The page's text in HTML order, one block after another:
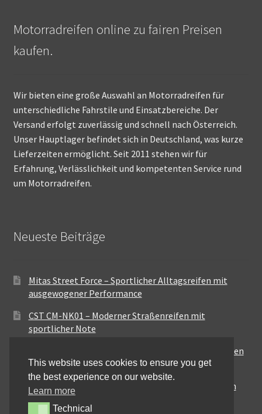
Motorradreifen online zu fairen Preisen
kaufen.
Wir bieten eine große Auswahl an Motorradreifen für
unterschiedliche Fahrstile und Einsatzbereiche. Der
Versand erfolgt zuverlässig und schnell nach Österreich.
Unser Hauptlager befindet sich in Deutschland, was kurze
Lieferzeiten ermöglicht. Seit 2011 stehen wir für
Erfahrung, Verlässlichkeit und kompetenten Service rund
um Motorradreifen.
Neueste Beiträge
Mitas Street Force – Sportlicher Alltagsreifen mit
ausgewogener Performance
CST CM-NK01 – Moderner Straßenreifen mit
sportlicher Note
Maxxis MA-ST3 – Ausgewogener Sport-Touring-Reifen
für vielseitige Einsätze
Pirelli City Demon – Zuverlässigkeit für den urbanen
Alltag
This website uses cookies to ensure you get
the best experience on our website.
Learn more
TechnicalTechnical